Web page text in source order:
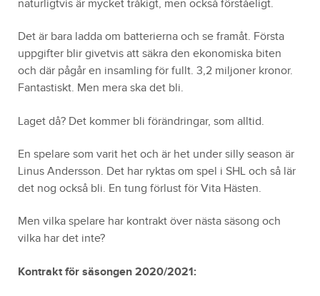
naturligtvis är mycket tråkigt, men också förståeligt.
Det är bara ladda om batterierna och se framåt. Första
uppgifter blir givetvis att säkra den ekonomiska biten
och där pågår en insamling för fullt. 3,2 miljoner kronor.
Fantastiskt. Men mera ska det bli.
Laget då? Det kommer bli förändringar, som alltid.
En spelare som varit het och är het under silly season är
Linus Andersson. Det har ryktas om spel i SHL och så lär
det nog också bli. En tung förlust för Vita Hästen.
Men vilka spelare har kontrakt över nästa säsong och
vilka har det inte?
Kontrakt för säsongen 2020/2021: